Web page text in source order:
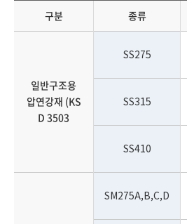
구분 종류
일반구조용
압연강재 (KS
D 3503
SS275
SS315
SS410
SM275A,B,C,D